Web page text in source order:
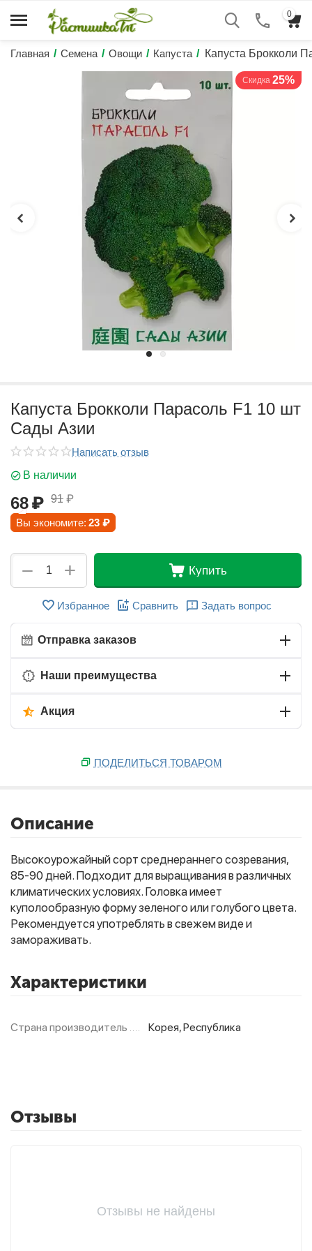
Фитолампы
0
Главная / Семена / Овощи / Капуста / Капуста Брокколи
Скидка 25%
Капуста Брокколи Парасоль F1 10 шт
Сады Азии
Написать отзыв
В наличии
68₽ 91 ₽
Вы экономите: 23 ₽
+
− Купить
Избранное Сравнить Задать вопрос
Отправка заказов
Наши преимущества
Акция
ПОДЕЛИТЬСЯ ТОВАРОМ
Описание
Высокоурожайный сорт среднераннего созревания,
85-90 дней. Подходит для выращивания в различных
климатических условиях. Головка имеет
куполообразную форму зеленого или голубого цвета.
Рекомендуется употреблять в свежем виде и
замораживать.
Характеристики
Страна производитель Корея, Республика
Отзывы
Отзывы не найдены